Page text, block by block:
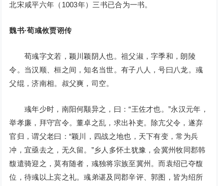
北宋咸平六年（1003年）三书已合为一书。
魏书·荀彧攸贾诩传
荀彧字文若，颖川颖阴人也。祖父淑，字季和，朗陵
令。当汉顺、桓之间，知名当世。有子八人，号曰八龙。彧
父绲，济南相。叔父爽，司空。
彧年少时，南阳何颙异之，曰：“王佐才也。”永汉元年，
举孝廉，拜守宫令。董卓之乱，求出补吏。除亢父令，遂弃
官归，谓父老曰：“颖川，四战之地也，天下有变，常为兵
冲，宜亟去之，无久留。”乡人多怀土犹豫，会冀州牧同郡韩
馥遣骑迎之，莫有随者，彧独将宗族至冀州。而袁绍已夺馥
位，待彧以上宾之礼。彧弟谌及同郡辛评、郭图，皆为绍所